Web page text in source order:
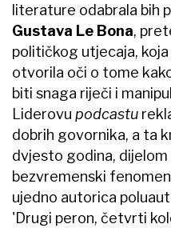
literature odabrala bih
Gustava Le Bona,
političkog utjecaja,
otvorila oči o tome
biti snaga riječi i
Liderovu podcastu
dobrih govornika, a ta
dvjesto godina, dijelom
bezvremenski
ujedno autorica
'Drugi peron, četvrti